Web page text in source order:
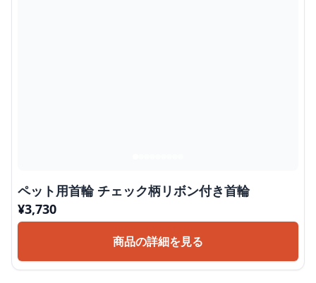
ペット用首輪 チェック柄リボン付き首輪
¥3,730
商品の詳細を見る